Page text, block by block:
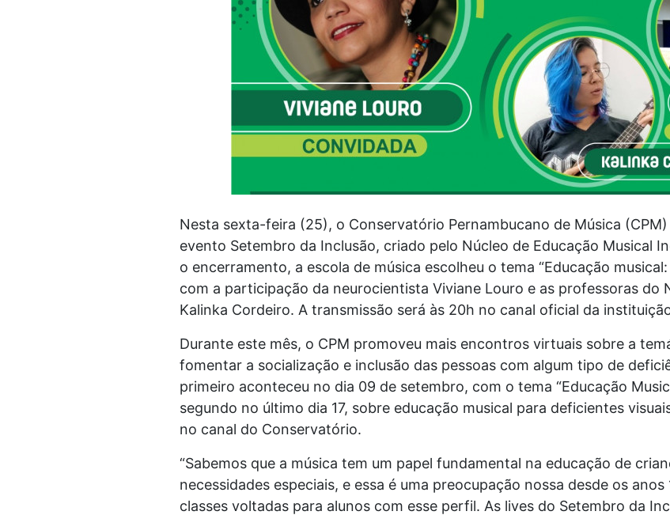
Nesta sexta-feira (25), o Conservatório Pernambucano de Música
evento Setembro da Inclusão, criado pelo Núcleo de Educação Musical
o encerramento, a escola de música escolheu o tema “Educação
com a participação da neurocientista Viviane Louro e as professoras do
Kalinka Cordeiro. A transmissão será às 20h no canal oficial da
Durante este mês, o CPM promoveu mais encontros virtuais sobre a
fomentar a socialização e inclusão das pessoas com algum tipo de
primeiro aconteceu no dia 09 de setembro, com o tema “Educação
segundo no último dia 17, sobre educação musical para deficientes
no canal do Conservatório.
“Sabemos que a música tem um papel fundamental na educação de
necessidades especiais, e essa é uma preocupação nossa desde os
classes voltadas para alunos com esse perfil. As lives do Setembro da